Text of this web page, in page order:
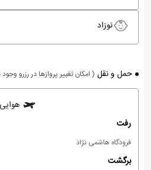
نوزاد
حمل و نقل ( امکان تغییر پروازها در رزرو
هوایی
رفت
فرودگاه هاشمی نژاد
برگشت